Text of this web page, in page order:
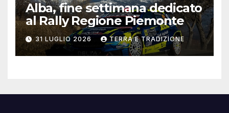
Alba, fine settimana dedicato
al Rally Regione Piemonte
31 LUGLIO 2026 TERRA E TRADIZIONE